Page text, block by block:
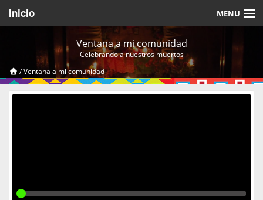
Inicio MENU
Videos Temáticos
Cerrar Sesión
Ventana a mi comunidad
Celebrando a nuestros muertos
/Ventana a mi comunidad